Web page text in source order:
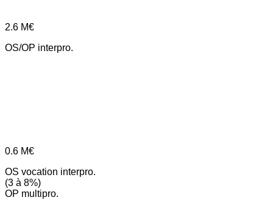
2.6 M€
OS/OP interpro.
0.6 M€
OS vocation interpro.
(3 à 8%)
OP multipro.